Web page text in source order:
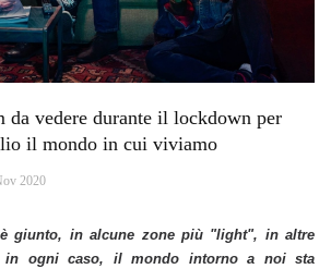
vedere durante il lockdown per
il mondo in cui viviamo
2020
giunto, in alcune zone più "light", in altre
in ogni caso, il mondo intorno a noi sta